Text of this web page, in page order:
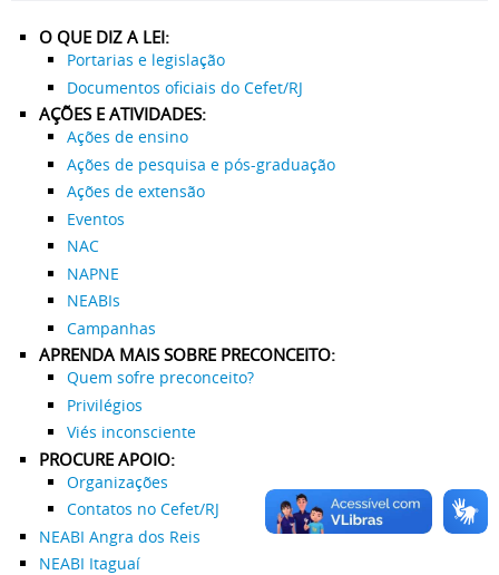
O QUE DIZ A LEI:
Portarias e legislação
Documentos oficiais do Cefet/RJ
AÇÕES E ATIVIDADES:
Ações de ensino
Ações de pesquisa e pós-graduação
Ações de extensão
Eventos
NAC
NAPNE
NEABIs
Campanhas
APRENDA MAIS SOBRE PRECONCEITO:
Quem sofre preconceito?
Privilégios
Viés inconsciente
PROCURE APOIO:
Organizações
Contatos no Cefet/RJ
NEABI Angra dos Reis
NEABI Itaguaí